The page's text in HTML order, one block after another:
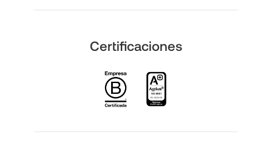
Certificaciones